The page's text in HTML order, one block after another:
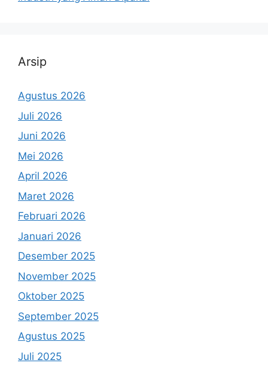
Arsip
Agustus 2026
Juli 2026
Juni 2026
Mei 2026
April 2026
Maret 2026
Februari 2026
Januari 2026
Desember 2025
November 2025
Oktober 2025
September 2025
Agustus 2025
Juli 2025